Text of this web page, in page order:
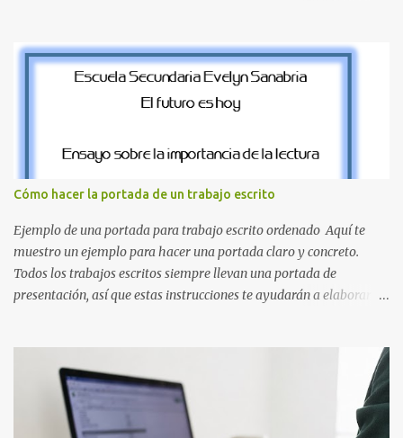
desde la J hasta la Q ¿Qué incluye este bloque de letras? En esta
sección de evecrea.com , encontrarás imágenes individuales en alta
resolución de las siguientes letras: Letras vibrantes : La J y la M en
la Q en amarillo brillante, junto con la N y la P en un verde
inspirado en los niveles de los juegos. Formas icónicas : No te
pierdas la letra O , diseñada con ese estilo geométrico tan carac...
Cómo hacer la portada de un trabajo escrito
Ejemplo de una portada para trabajo escrito ordenado Aquí te
muestro un ejemplo para hacer una portada claro y concreto.
Todos los trabajos escritos siempre llevan una portada de
presentación, así que estas instrucciones te ayudarán a elaborar
compartir el enlace de este artículo para que así como a ti también
ellos se puedan guiar con esta explicación. Los datos esenciales
para una portada para presentar un trabajo escrito a mano o
impreso son los siguientes y en este orden: Nombre de la escuela o